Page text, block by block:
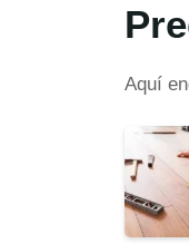
Aquí